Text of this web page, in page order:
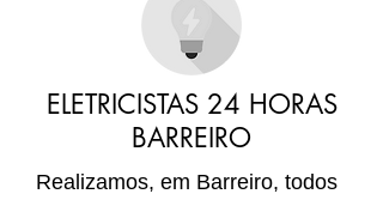
ELETRICISTAS 24 HORAS
BARREIRO
Realizamos, em Barreiro, todos